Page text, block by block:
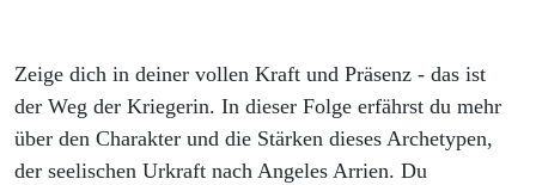
Krieger
#04
Zeige dich in deiner vollen Kraft und Präsenz - das ist
der Weg der Kriegerin. In dieser Folge erfährst du mehr
über den Charakter und die Stärken dieses Archetypen,
der seelischen Urkraft nach Angeles Arrien. Du